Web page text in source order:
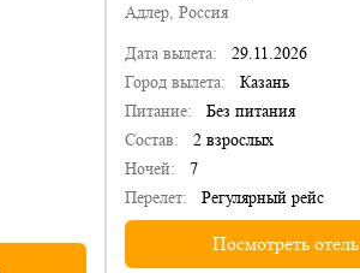
Адлер, Россия
Дата вылета:
29.11.2026
Город вылета:
Казань
Питание:
Без питания
Состав:
2 взрослых
Ночей:
7
Перелет:
Регулярный рейс
Посмотреть отель